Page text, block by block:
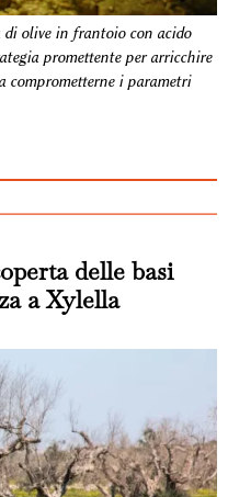
olive in frantoio con acido
promettente per arricchire
comprometterne i parametri
delle basi
a Xylella